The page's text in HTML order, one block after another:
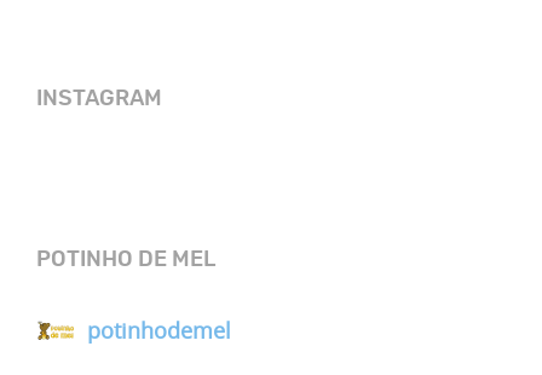
INSTAGRAM
POTINHO DE MEL
potinhodemel